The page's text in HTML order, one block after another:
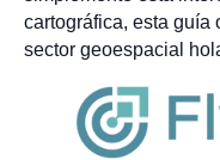
cartográfica, esta guía
sector geoespacial